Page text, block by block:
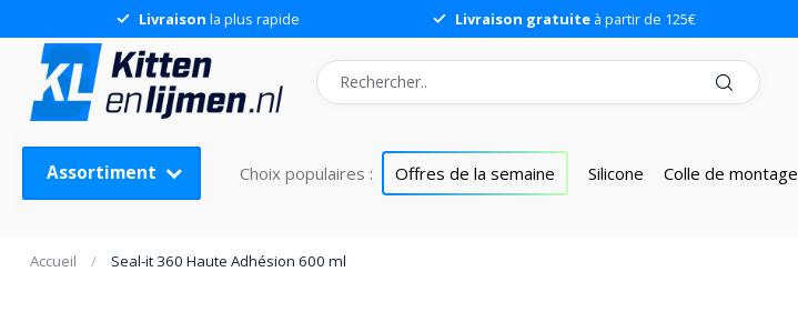
Livraison la plus rapide Livraison gratuite à partir de 125€
Assortiment Choix populaires : Offres de la semaine Silicone Colle de montage
Accueil / Seal-it 360 Haute Adhésion 600 ml